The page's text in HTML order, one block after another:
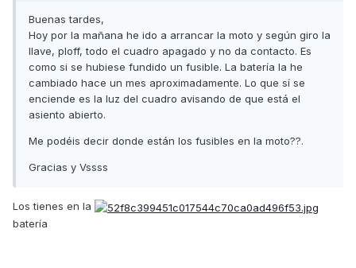
Buenas tardes,
Hoy por la mañana he ido a arrancar la moto y según giro la
llave, ploff, todo el cuadro apagado y no da contacto. Es
como si se hubiese fundido un fusible. La batería la he
cambiado hace un mes aproximadamente. Lo que sí se
enciende es la luz del cuadro avisando de que está el
asiento abierto.
Me podéis decir donde están los fusibles en la moto??.
Gracias y Vssss
Los tienes en la
batería